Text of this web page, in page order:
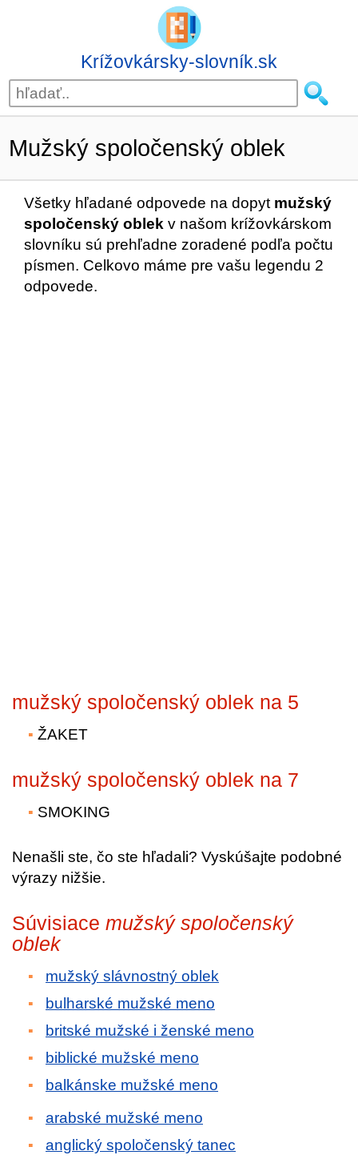
Krížovkársky-slovník.sk
Mužský spoločenský oblek
Všetky hľadané odpovede na dopyt mužský
spoločenský oblek v našom krížovkárskom
slovníku sú prehľadne zoradené podľa počtu
písmen. Celkovo máme pre vašu legendu 2
odpovede.
mužský spoločenský oblek na 5
ŽAKET
mužský spoločenský oblek na 7
SMOKING
Nenašli ste, čo ste hľadali? Vyskúšajte podobné
výrazy nižšie.
Súvisiace mužský spoločenský
oblek
mužský slávnostný oblek
bulharské mužské meno
britské mužské i ženské meno
biblické mužské meno
balkánske mužské meno
arabské mužské meno
anglický spoločenský tanec